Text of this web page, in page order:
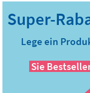
Lege ein
Sie